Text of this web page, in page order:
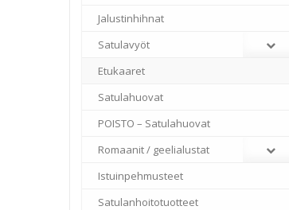
Jalustinhihnat
Satulavyöt
Etukaaret
Satulahuovat
POISTO – Satulahuovat
Romaanit / geelialustat
Istuinpehmusteet
Satulanhoitotuotteet